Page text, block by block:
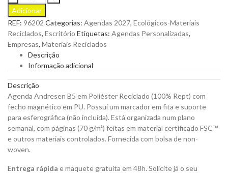
Andresen
B5
Semanal
em
Poliéster
Reciclado
para
quantity
Adicionar
REF: 96202 Categorias: Agendas 2027, Ecológicos-Materiais
Reciclados, Escritório Etiquetas: Agendas Personalizadas,
Empresas, Materiais Reciclados
Descrição
Informação adicional
Descrição
Agenda Andresen B5 em Poliéster Reciclado (100% Rept) com
fecho magnético em PU. Possui um marcador em fita e suporte
para esferográfica (não incluída). Está organizada num plano
semanal, com páginas (70 g/m²) feitas em material certificado FSC™
e outros materiais controlados. Fornecida com bolsa de non-
woven.
Entrega rápida e maquete gratuita em 48h. Solicite já o seu